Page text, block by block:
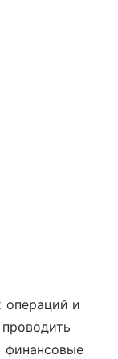
операций и
финансовые